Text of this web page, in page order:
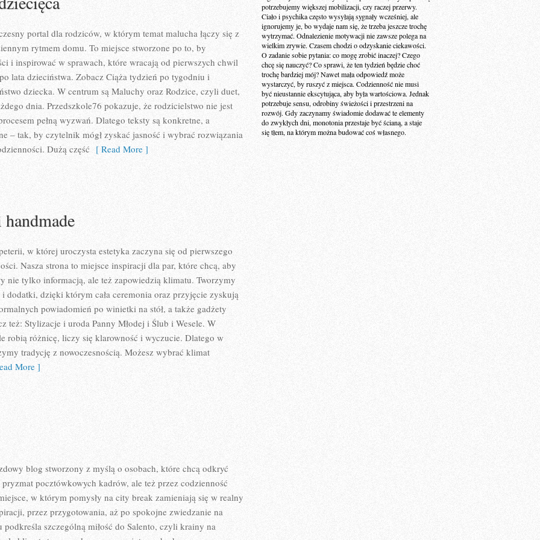
portal dla rodziców, w którym temat malucha łączy się z
rytmem domu. To miejsce stworzone po to, by
i inspirować w sprawach, które wracają od pierwszych chwil
lata dzieciństwa. Zobacz Ciąża tydzień po tygodniu i
dziecka. W centrum są Maluchy oraz Rodzice, czyli duet,
dnia. Przedszkole76 pokazuje, że rodzicielstwo nie jest
pełną wyzwań. Dlatego teksty są konkretne, a
– tak, by czytelnik mógł zyskać jasność i wybrać rozwiązania
Dużą część [ Read More ]
w której uroczysta estetyka zaczyna się od pierwszego
Nasza strona to miejsce inspiracji dla par, które chcą, aby
nie tylko informacją, ale też zapowiedzią klimatu. Tworzymy
i dodatki, dzięki którym cała ceremonia oraz przyjęcie zyskują
powiadomień po winietki na stół, a także gadżety
też: Stylizacje i uroda Panny Młodej i Ślub i Wesele. W
robią różnicę, liczy się klarowność i wyczucie. Dlatego w
tradycję z nowoczesnością. Możesz wybrać klimat
More ]
blog stworzony z myślą o osobach, które chcą odkryć
pocztówkowych kadrów, ale też przez codzienność
w którym pomysły na city break zamieniają się w realny
przez przygotowania, aż po spokojne zwiedzanie na
podkreśla szczególną miłość do Salento, czyli krainy na
potrzebujemy większej mobilizacji, czy raczej przerwy.
Ciało i psychika często wysyłają sygnały wcześniej, ale
ignorujemy je, bo wydaje nam się, że trzeba jeszcze trochę
wytrzymać. Odnalezienie motywacji nie zawsze polega na
wielkim zrywie. Czasem chodzi o odzyskanie ciekawości.
O zadanie sobie pytania: co mogę zrobić inaczej? Czego
chcę się nauczyć? Co sprawi, że ten tydzień będzie choć
trochę bardziej mój? Nawet mała odpowiedź może
wystarczyć, by ruszyć z miejsca. Codzienność nie musi
być nieustannie ekscytująca, aby była wartościowa. Jednak
potrzebuje sensu, odrobiny świeżości i przestrzeni na
rozwój. Gdy zaczynamy świadomie dodawać te elementy
do zwykłych dni, monotonia przestaje być ścianą, a staje
się tłem, na którym można budować coś własnego.